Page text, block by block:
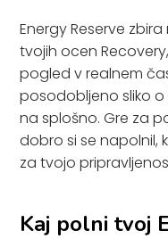
Energy Reserve
tvojih ocen
pogled v realnem
posodobljeno sliko
na splošno. Gre za
dobro si se napolnil,
za tvojo
Kaj polni tvoj